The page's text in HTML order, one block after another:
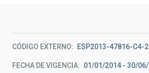
CÓDIGO EXTERNO ESP2013-47816-C4-
FECHA DE VIGENCIA 01/01/2014 - 30/